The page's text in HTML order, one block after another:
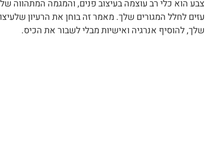
צבע הוא כלי רב עוצמה בעיצוב פנים, והמגמה המתהווה
עזים לחלל המגורים שלך. מאמר זה בוחן את הרעיון
שלך, להוסיף אנרגיה ואישיות מבלי לשבור את הכיס.